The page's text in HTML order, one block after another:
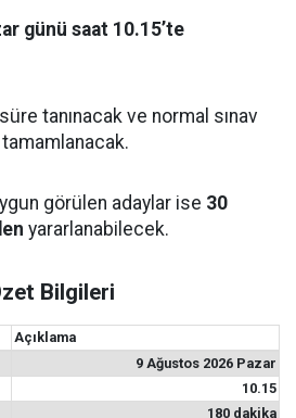
günü saat 10.15’te
süre tanınacak ve normal sınav
tamamlanacak.
görülen adaylar ise 30
yararlanabilecek.
Bilgileri
Açıklama
9 Ağustos 2026 Pazar
10.15
180 dakika